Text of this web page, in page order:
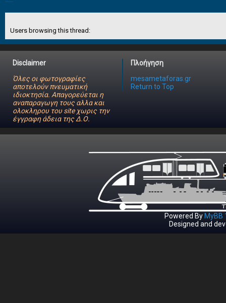
Users browsing this thread:
Disclaimer
Όλες οι φωτογραφίες
αποτελούν πνευματική
ιδιοκτησία. Απαγορεύεται η
αναπαραγωγη τους αλλα και
ολοκληρου του site χωρις την
έγγραφη άδεια της Δ.Ο.
Πλοήγηση
mesametaforas.gr
Return to Top
Powered By MyBB
Designed and